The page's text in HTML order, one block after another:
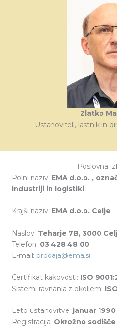
Zlatko
Ustanovitelj, lastnik in
Poslovna
Polni naziv: EMA d.o.o. ,
industriji in logistiki
Krajši naziv: EMA d.o.o. Celje
Naslov: Teharje 7B, 3000
Telefon: 03 428 48 00
E-mail: prodaja@ema.si
Certifikat kakovosti: ISO
Sistemi ravnanja z okoljem:
Leto ustanovitve: januar 1990
Registracija: Okrožno